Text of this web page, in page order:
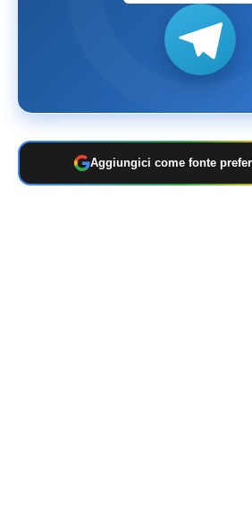
Aggiungici come fonte